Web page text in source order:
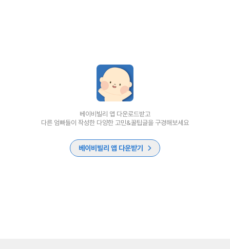
베이비빌리 앱 다운로드받고
다른 엄빠들이 작성한 다양한 고민&꿀팁글을 구경해보세요
베이비빌리 앱 다운받기